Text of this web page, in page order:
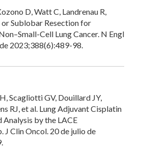
D, Watt C, Landrenau R,
Sublobar Resection for
Cell Lung Cancer. N Engl
2023;388(6):489-98.
Scagliotti GV, Douillard JY,
RJ, et al. Lung Adjuvant Cisplatin
Analysis by the LACE
Clin Oncol. 20 de julio de